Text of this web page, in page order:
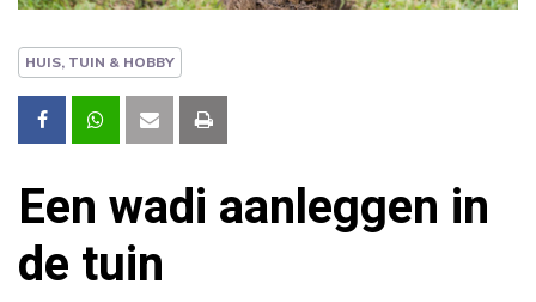
HUIS, TUIN & HOBBY
Een wadi aanleggen in
de tuin